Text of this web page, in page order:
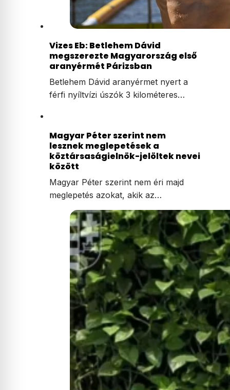
Vizes Eb: Betlehem Dávid
megszerezte Magyarország első
aranyérmét Párizsban
Betlehem Dávid aranyérmet nyert a
férfi nyíltvízi úszók 3 kilométeres…
Magyar Péter szerint nem
lesznek meglepetések a
köztársaságielnök-jelöltek nevei
között
Magyar Péter szerint nem éri majd
meglepetés azokat, akik az…